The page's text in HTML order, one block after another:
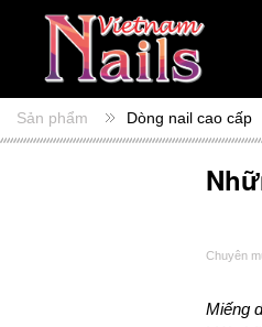
Sản phẩm Dòng nail cao cấp
Chuyên
Miếng